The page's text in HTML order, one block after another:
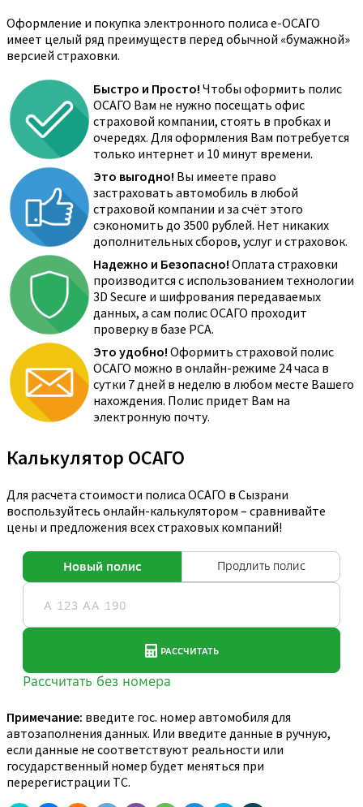
Оформление и покупка электронного полиса е-ОСАГО
имеет целый ряд преимуществ перед обычной «бумажной»
версией страховки.
Быстро и Просто! Чтобы оформить полис
ОСАГО Вам не нужно посещать офис
страховой компании, стоять в пробках и
очередях. Для оформления Вам потребуется
только интернет и 10 минут времени.
Это выгодно! Вы имеете право
застраховать автомобиль в любой
страховой компании и за счёт этого
сэкономить до 3500 рублей. Нет никаких
дополнительных сборов, услуг и страховок.
Надежно и Безопасно! Оплата страховки
производится с использованием технологии
3D Secure и шифрования передаваемых
данных, а сам полис ОСАГО проходит
проверку в базе РСА.
Это удобно! Оформить страховой полис
ОСАГО можно в онлайн-режиме 24 часа в
сутки 7 дней в неделю в любом месте Вашего
нахождения. Полис придет Вам на
электронную почту.
Калькулятор ОСАГО
Для расчета стоимости полиса ОСАГО в Сызрани
воспользуйтесь онлайн-калькулятором – сравнивайте
цены и предложения всех страховых компаний!
Примечание: введите гос. номер автомобиля для
автозаполнения данных. Или введите данные в ручную,
если данные не соответствуют реальности или
государственный номер будет меняться при
перерегистрации ТС.